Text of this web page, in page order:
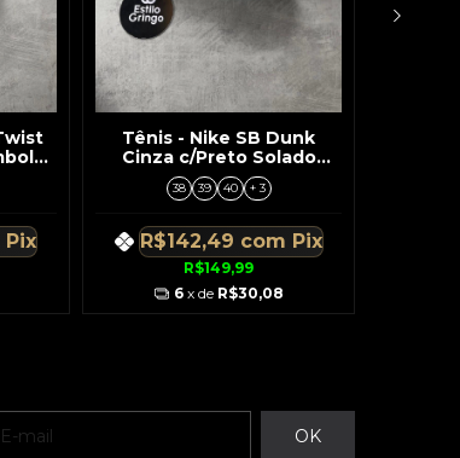
Pix
Tênis - Nike SB Dunk
Cinza c/Preto Solado
Branco
38 39 40 + 3
R$149,99
R$142,49 com Pix
6 x de R$30,08